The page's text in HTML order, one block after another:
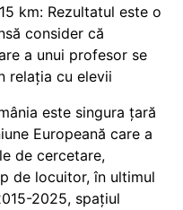
km: Rezultatul este o
consider că
a unui profesor se
relația cu elevii
este singura țară
Europeană care a
de cercetare,
de locuitor, în ultimul
2025, spațiul